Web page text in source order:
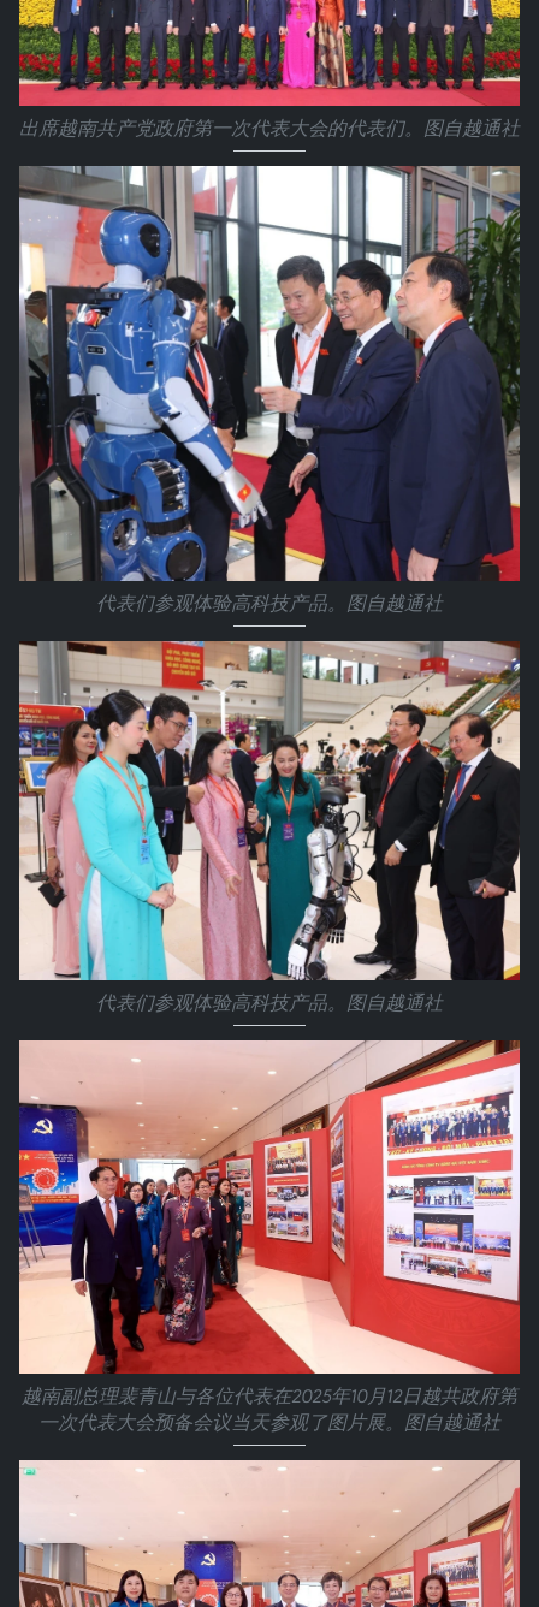
出席越南共产党政府第一次代表大会的代表们。图自越通社
代表们参观体验高科技产品。图自越通社
代表们参观体验高科技产品。图自越通社
越南副总理裴青山与各位代表在2025年10月12日越共政府第
一次代表大会预备会议当天参观了图片展。图自越通社